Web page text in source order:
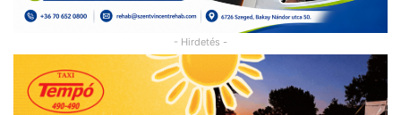
- Hirdetés -